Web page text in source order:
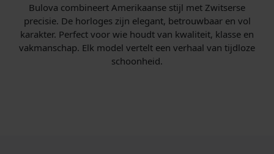
Bulova combineert Amerikaanse stijl met Zwitserse
precisie. De horloges zijn elegant, betrouwbaar en vol
karakter. Perfect voor wie houdt van kwaliteit, klasse en
vakmanschap. Elk model vertelt een verhaal van tijdloze
schoonheid.